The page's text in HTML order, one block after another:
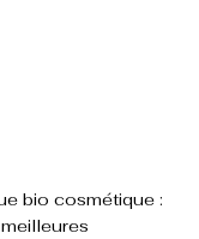
bio cosmétique :